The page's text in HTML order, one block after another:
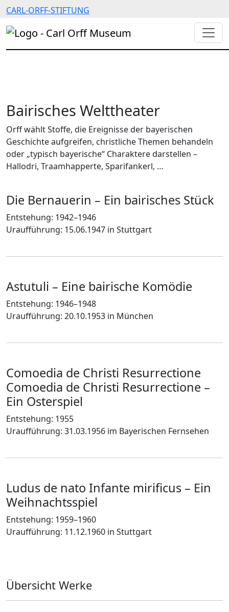
CARL-ORFF-STIFTUNG
Bairisches Welttheater
Orff wählt Stoffe, die Ereignisse der bayerischen
Geschichte aufgreifen, christliche Themen behandeln
oder „typisch bayerische“ Charaktere darstellen –
Hallodri, Traamhapperte, Sparifankerl, …
Die Bernauerin – Ein bairisches Stück
Entstehung: 1942–1946
Uraufführung: 15.06.1947 in Stuttgart
Astutuli – Eine bairische Komödie
Entstehung: 1946–1948
Uraufführung: 20.10.1953 in München
Comoedia de Christi Resurrectione
Comoedia de Christi Resurrectione –
Ein Osterspiel
Entstehung: 1955
Uraufführung: 31.03.1956 im Bayerischen Fernsehen
Ludus de nato Infante mirificus – Ein
Weihnachtsspiel
Entstehung: 1959–1960
Uraufführung: 11.12.1960 in Stuttgart
Übersicht Werke